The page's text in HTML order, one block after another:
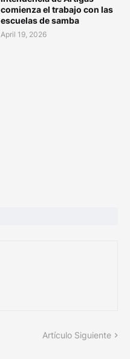
comienza el trabajo con las
escuelas de samba
April 19, 2026
Artículo Siguiente